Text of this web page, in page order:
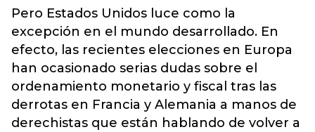
Pero Estados Unidos luce como la
excepción en el mundo desarrollado. En
efecto, las recientes elecciones en Europa
han ocasionado serias dudas sobre el
ordenamiento monetario y fiscal tras las
derrotas en Francia y Alemania a manos de
derechistas que están hablando de volver a